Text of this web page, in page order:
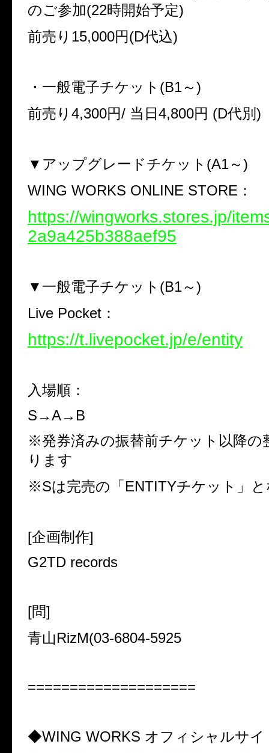
のご参加(22時開始予定)
前売り 15,000円(D代込)
・一般電子チケット (B1～)
前売り 4,300円/ 当日 4,800円 (D代別 )
▼ アップグレードチケット (A1～)
WING WORKS ONLINE STORE ：
https://wingworks.stores.jp/
2a9a425b388aef95
▼ 一般電子チケット (B1～)
Live Pocket ：
https://t.livepocket.jp/e/entity
入場順：
S→A→ B
※発券済みの振替前チケット以降の
ります
※Sは完売の「 ENTITYチケット」
[企画制作]
G2TD records
[問]
青山RizM(03-6804-5925
====================
◆WING WORKS オフィシャルサイ